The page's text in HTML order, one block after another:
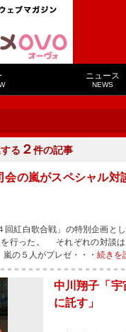
ニュース
NEWS
る ２件の記事
会の嵐がスペシャル
紅白歌合戦」の特別企画と
を行った。 それぞれの対談
の５人がプレゼ・・・ 続きを
中川翔子「
に託す」